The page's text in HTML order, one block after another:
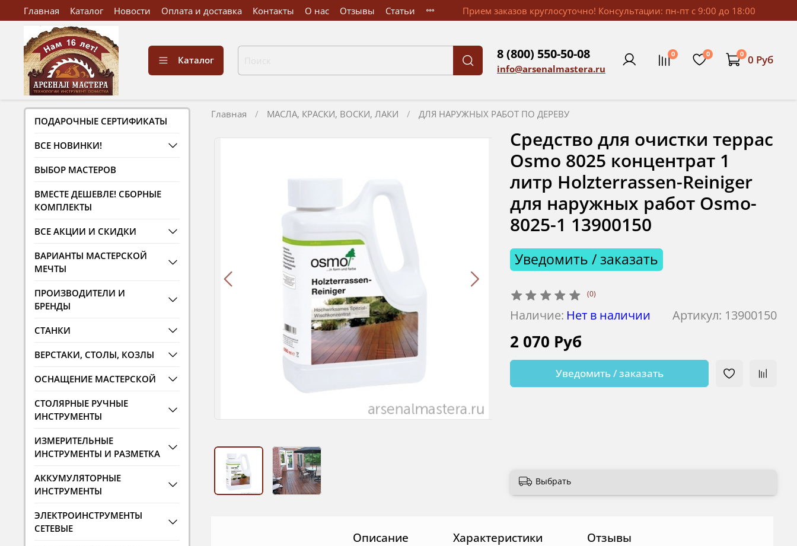
Главная Каталог Новости Оплата и доставка Контакты О нас Отзывы Статьи Прием заказов круглосуточно! Консультации: пн-пт с 9:00 до 18:00
Каталог 8 (800) 550-50-08
info@arsenalmastera.ru
0 0 0 0 Руб
Главная МАСЛА, КРАСКИ, ВОСКИ, ЛАКИ ДЛЯ НАРУЖНЫХ РАБОТ ПО ДЕРЕВУ
(0)
Артикул: 13900150
Наличие: Нет в наличии
Уведомить / заказать
Средство для очистки террас
Osmo 8025 концентрат 1
литр Holzterrassen-Reiniger
для наружных работ Osmo-
8025-1 13900150
2 070 Руб
Уведомить / заказать
Выбрать
Описание Характеристики Отзывы
ПОДАРОЧНЫЕ СЕРТИФИКАТЫ
ВСЕ НОВИНКИ!
ВЫБОР МАСТЕРОВ
ВМЕСТЕ ДЕШЕВЛЕ! СБОРНЫЕ
КОМПЛЕКТЫ
ВСЕ АКЦИИ И СКИДКИ
ВАРИАНТЫ МАСТЕРСКОЙ
МЕЧТЫ
ПРОИЗВОДИТЕЛИ И
БРЕНДЫ
СТАНКИ
ВЕРСТАКИ, СТОЛЫ, КОЗЛЫ
ОСНАЩЕНИЕ МАСТЕРСКОЙ
СТОЛЯРНЫЕ РУЧНЫЕ
ИНСТРУМЕНТЫ
ИЗМЕРИТЕЛЬНЫЕ
ИНСТРУМЕНТЫ И РАЗМЕТКА
АККУМУЛЯТОРНЫЕ
ИНСТРУМЕНТЫ
ЭЛЕКТРОИНСТРУМЕНТЫ
СЕТЕВЫЕ